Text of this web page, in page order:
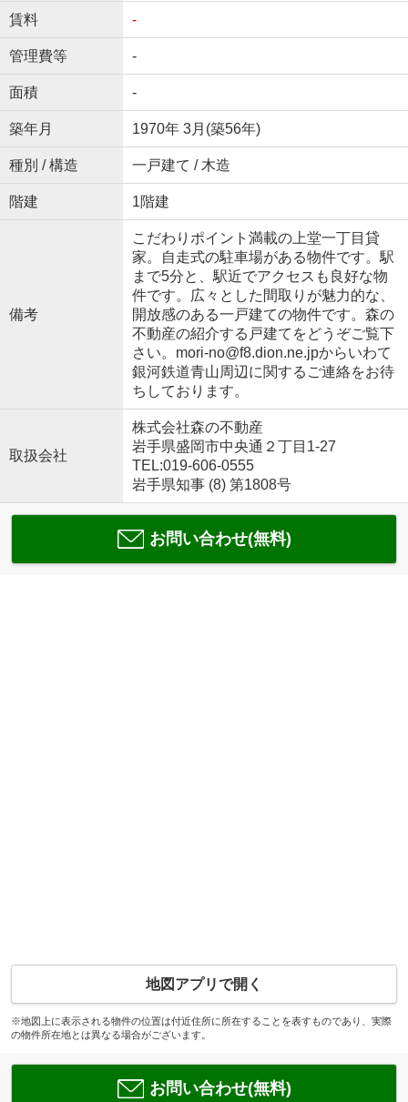
賃料 -
管理費等 -
面積 -
築年月 1970年 3月(築56年)
種別 / 構造 一戸建て / 木造
階建 1階建
備考
こだわりポイント満載の上堂一丁目貸
家。自走式の駐車場がある物件です。駅
まで5分と、駅近でアクセスも良好な物
件です。広々とした間取りが魅力的な、
開放感のある一戸建ての物件です。森の
不動産の紹介する戸建てをどうぞご覧下
さい。mori-no@f8.dion.ne.jpからいわて
銀河鉄道青山周辺に関するご連絡をお待
ちしております。
取扱会社
株式会社森の不動産
岩手県盛岡市中央通２丁目1-27
TEL:019-606-0555
岩手県知事 (8) 第1808号
お問い合わせ(無料)
地図アプリで開く
※地図上に表示される物件の位置は付近住所に所在することを表すものであり、実際
の物件所在地とは異なる場合がございます。
お問い合わせ(無料)